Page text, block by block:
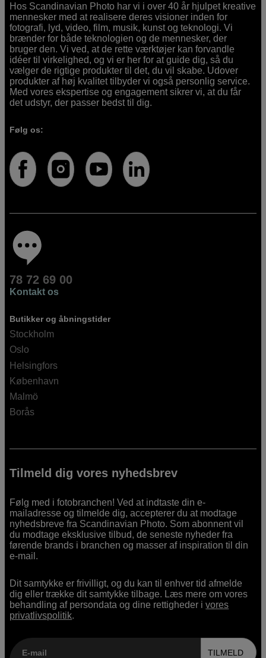
Hos Scandinavian Photo har vi i over 40 år hjulpet kreative
mennesker med at realisere deres visioner inden for
fotografi, lyd, video, film, musik, kunst og teknologi. Vi
brænder for både teknologien og de mennesker, der
bruger den. Vi ved, at de rette værktøjer kan forvandle
idéer til virkelighed, og vi er her for at guide dig, så du
vælger de rigtige produkter til det, du vil skabe. Udover
produkter af høj kvalitet tilbyder vi også personlig service.
Med vores ekspertise og engagement sikrer vi, at du får
det udstyr, der passer bedst til dig.
Følg os:
78 72 69 00
Kontakt os
Butikker og åbningstider
Stockholm
Oslo
Helsingfors
København
Malmö
Borås
Tilmeld dig vores nyhedsbrev
Følg med i fotobranchen! Ved at indtaste din e-
mailadresse og tilmelde dig, accepterer du at modtage
nyhedsbreve fra Scandinavian Photo. Som abonnent vil
du modtage eksklusive tilbud, de seneste nyheder fra
førende brands i branchen og masser af inspiration til din
e-mail.
Dit samtykke er frivilligt, og du kan til enhver tid afmelde
dig eller trække dit samtykke tilbage. Læs mere om vores
behandling af persondata og dine rettigheder ivores
privatlivspolitik.
E-mail TILMELD